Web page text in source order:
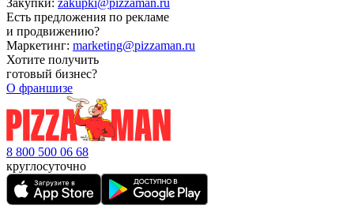
Есть предложения по рекламе
и продвижению?
Маркетинг: marketing@pizzaman.ru
Хотите получить
готовый бизнес?
О франшизе
8 800 500 06 68
круглосуточно